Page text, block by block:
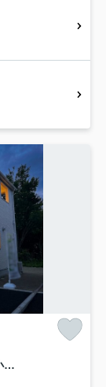
新築戸建・新築建売 矢吹町小松第7 善郷小・矢吹中